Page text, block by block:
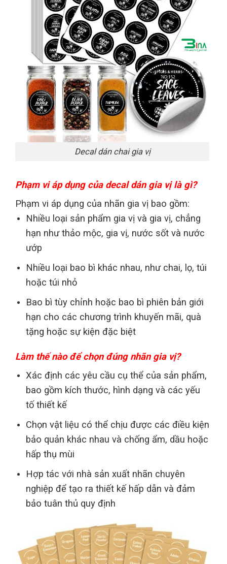
Decal dán chai gia vị
Phạm vi áp dụng của decal dán gia vị là gì?
Phạm vi áp dụng của nhãn gia vị bao gồm:
Nhiều loại sản phẩm gia vị và gia vị, chẳng
hạn như thảo mộc, gia vị, nước sốt và nước
ướp
Nhiều loại bao bì khác nhau, như chai, lọ, túi
hoặc túi nhỏ
Bao bì tùy chỉnh hoặc bao bì phiên bản giới
hạn cho các chương trình khuyến mãi, quà
tặng hoặc sự kiện đặc biệt
Làm thế nào để chọn đúng nhãn gia vị?
Xác định các yêu cầu cụ thể của sản phẩm,
bao gồm kích thước, hình dạng và các yếu
tố thiết kế
Chọn vật liệu có thể chịu được các điều kiện
bảo quản khác nhau và chống ẩm, dầu hoặc
hấp thụ mùi
Hợp tác với nhà sản xuất nhãn chuyên
nghiệp để tạo ra thiết kế hấp dẫn và đảm
bảo tuân thủ quy định